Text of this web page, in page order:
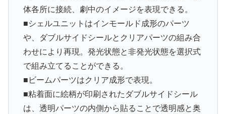
体各所に接続、劇中のイメージを表現できる。
■シェルユニットはインモールド成形のパーツ
や、ダブルサイドシールとクリアパーツの組み合
わせにより再現。発光状態と非発光状態を選択式
で組み立てることができる。
■ビームパーツはクリア成形で表現。
■粘着面に絵柄が印刷されたダブルサイドシール
は、透明パーツの内側から貼ることで透明感と奥